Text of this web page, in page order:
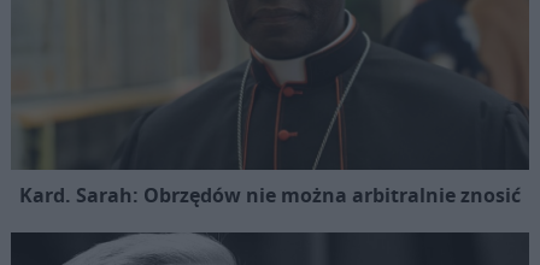
Kard. Sarah: Obrzędów nie można arbitralnie znosić